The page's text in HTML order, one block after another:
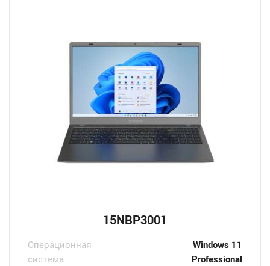
15NBP3001
Операционная
система
Windows 11
Professional